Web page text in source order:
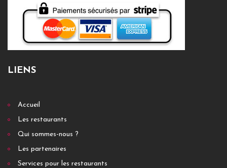
LIENS
Accueil
Les restaurants
Qui sommes-nous ?
Les partenaires
Services pour les restaurants